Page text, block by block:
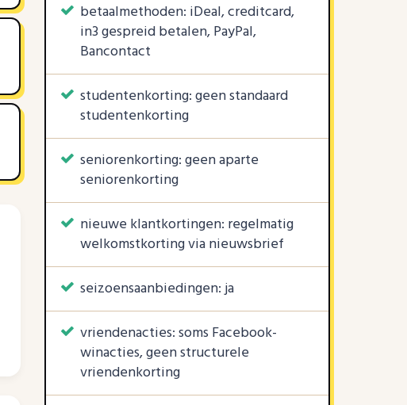
betaalmethoden: iDeal, creditcard,
in3 gespreid betalen, PayPal,
Bancontact
studentenkorting: geen standaard
studentenkorting
seniorenkorting: geen aparte
seniorenkorting
nieuwe klantkortingen: regelmatig
welkomstkorting via nieuwsbrief
seizoensaanbiedingen: ja
vriendenacties: soms Facebook-
winacties, geen structurele
vriendenkorting